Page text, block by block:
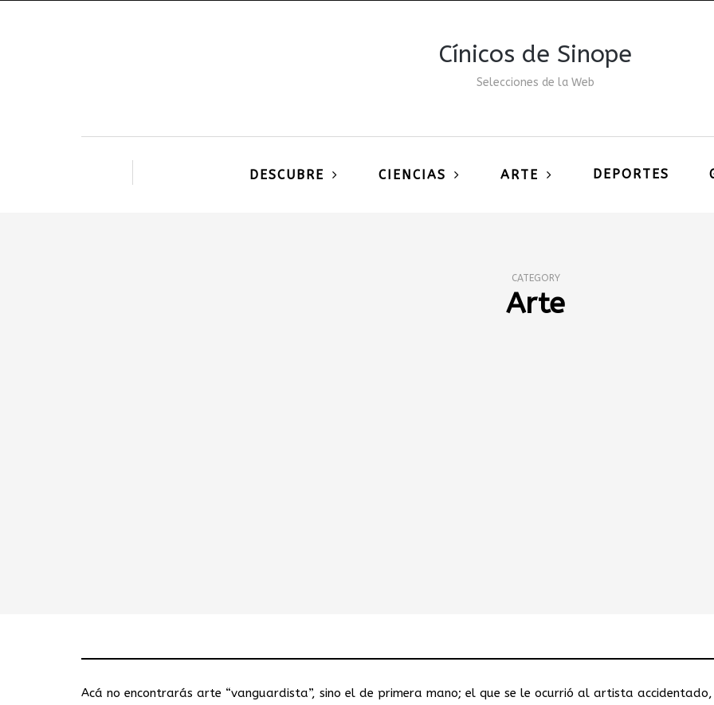
Cínicos de Sinope
Selecciones de la Web
DESCUBRE CIENCIAS ARTE DEPORTES
CATEGORY
Arte
Acá no encontrarás arte “vanguardista”, sino el de primera mano; el que se le ocurrió al artista